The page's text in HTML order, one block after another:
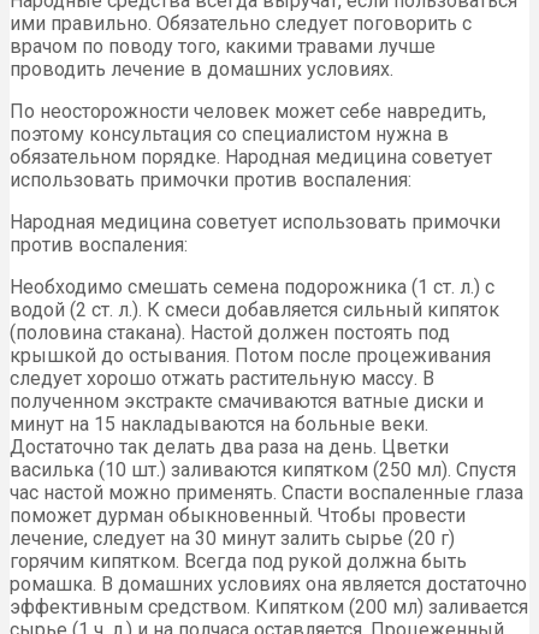
ими правильно. Обязательно следует поговорить с
врачом по поводу того, какими травами лучше
проводить лечение в домашних условиях.
По неосторожности человек может себе навредить,
поэтому консультация со специалистом нужна в
обязательном порядке. Народная медицина советует
использовать примочки против воспаления:
Народная медицина советует использовать примочки
против воспаления:
Необходимо смешать семена подорожника (1 ст. л.) с
водой (2 ст. л.). К смеси добавляется сильный кипяток
(половина стакана). Настой должен постоять под
крышкой до остывания. Потом после процеживания
следует хорошо отжать растительную массу. В
полученном экстракте смачиваются ватные диски и
минут на 15 накладываются на больные веки.
Достаточно так делать два раза на день. Цветки
василька (10 шт.) заливаются кипятком (250 мл). Спустя
час настой можно применять. Спасти воспаленные глаза
поможет дурман обыкновенный. Чтобы провести
лечение, следует на 30 минут залить сырье (20 г)
горячим кипятком. Всегда под рукой должна быть
ромашка. В домашних условиях она является достаточно
эффективным средством. Кипятком (200 мл) заливается